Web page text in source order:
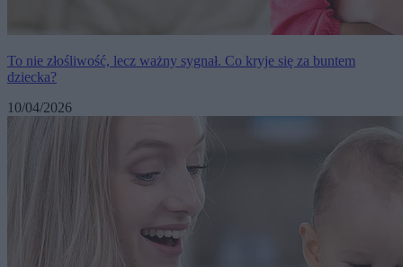
To nie złośliwość, lecz ważny sygnał. Co kryje się za buntem
dziecka?
10/04/2026